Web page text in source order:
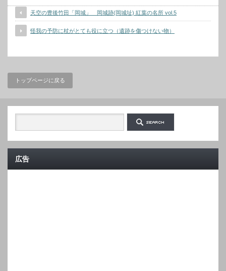
天空の豊後竹田「岡城」 岡城跡(岡城址) 紅葉の名所 vol.5
怪我の予防に杖がとても役に立つ（遺跡を傷つけない物）
トップページに戻る
広告